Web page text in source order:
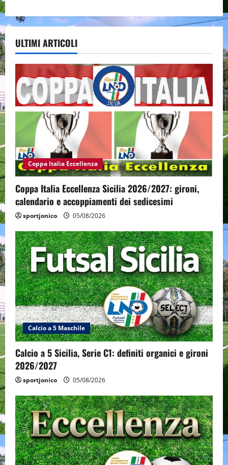
ULTIMI ARTICOLI
Coppa Italia Eccellenza
Coppa Italia Eccellenza Sicilia 2026/2027: gironi,
calendario e accoppiamenti dei sedicesimi
sportjonico 05/08/2026
Calcio a 5 Maschile
Calcio a 5 Sicilia, Serie C1: definiti organici e gironi
2026/2027
sportjonico 05/08/2026